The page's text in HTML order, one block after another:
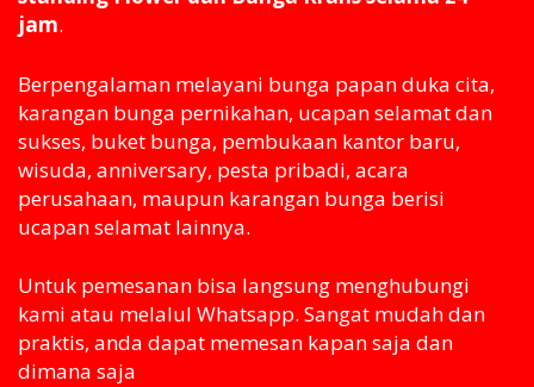
jam.
Berpengalaman melayani bunga papan duka cita,
karangan bunga pernikahan, ucapan selamat dan
sukses, buket bunga, pembukaan kantor baru,
wisuda, anniversary, pesta pribadi, acara
perusahaan, maupun karangan bunga berisi
ucapan selamat lainnya.
Untuk pemesanan bisa langsung menghubungi
kami atau melaluI Whatsapp. Sangat mudah dan
praktis, anda dapat memesan kapan saja dan
dimana saja